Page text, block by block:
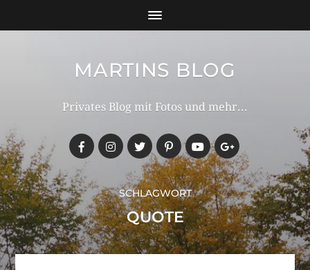
MARTINS BLOG
Privates Blog mit Fotos und mehr...
SCHLAGWORT
QUOTE